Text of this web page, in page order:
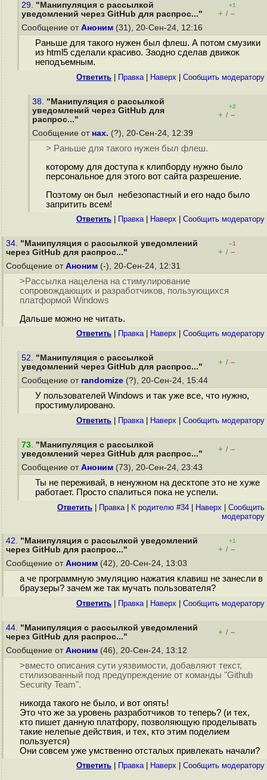
29. "Манипуляция с рассылкой
уведомлений через GitHub для распрос..."
+1
+ / –
Сообщение от Аноним (31), 20-Сен-24, 12:16
Раньше для такого нужен был флеш. А потом смузики
из html5 сделали красиво. Заодно сделав движок
неподъемным.
Ответить Правка| Наверх Cообщить модератору
38. "Манипуляция с рассылкой
уведомлений через GitHub для
распрос..."
+2
+ / –
Сообщение от нах. (?), 20-Сен-24, 12:39
> Раньше для такого нужен был флеш.
которому для доступа к клипборду нужно было
персональное для этого вот сайта разрешение.
Поэтому он был небезопастный и его надо было
запритить всем!
Ответить Правка| Наверх Cообщить модератору
34. "Манипуляция с рассылкой уведомлений
через GitHub для распрос..."
–1
+ / –
Сообщение от Аноним (-), 20-Сен-24, 12:31
>Рассылка нацелена на стимулирование
сопровождающих и разработчиков, пользующихся
платформой Windows
Дальше можно не читать.
Ответить Правка| Наверх Cообщить модератору
52. "Манипуляция с рассылкой
уведомлений через GitHub для распрос..."
+ / –
Сообщение от randomize (?), 20-Сен-24, 15:44
У пользователей Windows и так уже все, что нужно,
простимулировано.
Ответить Правка| Наверх Cообщить модератору
73. "Манипуляция с рассылкой
уведомлений через GitHub для распрос..."
+ / –
Сообщение от Аноним (73), 20-Сен-24, 23:43
Ты не переживай, в ненужном на десктопе это не хуже
работает. Просто спалиться пока не успели.
Ответить Правка| К родителю #34 Наверх
Cообщить
модератору
42. "Манипуляция с рассылкой уведомлений
через GitHub для распрос..."
+1
+ / –
Сообщение от Аноним (42), 20-Сен-24, 13:03
а че программную эмуляцию нажатия клавиш не занесли в
браузеры? зачем же так мучать пользователя?
Ответить Правка| Наверх Cообщить модератору
44. "Манипуляция с рассылкой уведомлений
через GitHub для распрос..."
+ / –
Сообщение от Аноним (46), 20-Сен-24, 13:12
>вместо описания сути уязвимости, добавляют текст,
стилизованный под предупреждение от команды "Github
Security Team".
никогда такого не было, и вот опять!
Это что же за уровень разработчиков то теперь? (и тех,
кто пишет данную платфору, позволяющую проделывать
такие нелепые действия, и тех, кто этим поделием
пользуется)
Они совсем уже умственно отсталых привлекать начали?
Ответить Правка| Наверх Cообщить модератору